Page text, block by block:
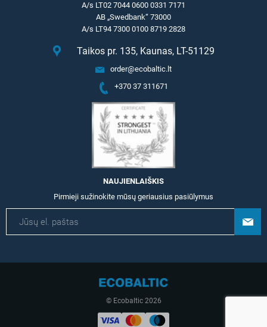
A/s LT02 7044 0600 0331 7171
AB „Swedbank“ 73000
A/s LT94 7300 0100 8719 2828
Taikos pr. 135, Kaunas, LT-51129
order@ecobaltic.lt
+370 37 311671
NAUJIENLAIŠKIS
Pirmieji sužinokite mūsų geriausius pasiūlymus
© Ecobaltic 2026